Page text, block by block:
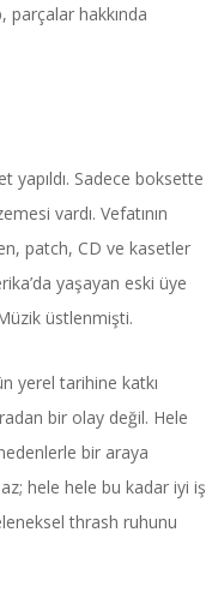
parçalar hakkında
yapıldı. Sadece boksette
vardı. Vefatının
patch, CD ve kasetler
yaşayan eski üye
üstlenmişti.
yerel tarihine katkı
bir olay değil. Hele
bir araya
hele hele bu kadar iyi iş
thrash ruhunu